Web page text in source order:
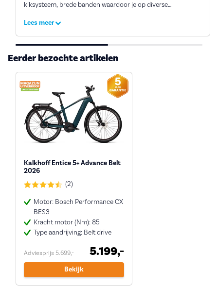
kiksysteem, brede banden waardoor je op diverse
display (wel de bosch flow app downloaden) Is wel aan de
prijzige kant.
Lees meer
Eerder bezochte artikelen
Kalkhoff Entice 5+ Advance Belt
2026
(2)
Motor: Bosch Performance CX
BES3
Kracht motor (Nm): 85
Type aandrijving: Belt drive
Adviesprijs 5.699,- 5.199,-
Bekijk